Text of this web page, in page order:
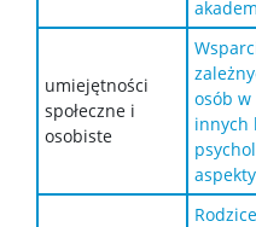
umiejętności
społeczne i
osobiste
osób
innych
aspekty